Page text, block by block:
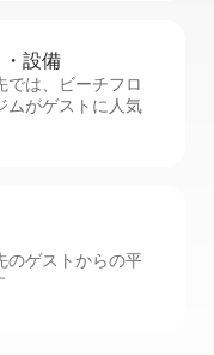
設⁠備
では、ビーチフロ
ムがゲストに人気
のゲストからの平